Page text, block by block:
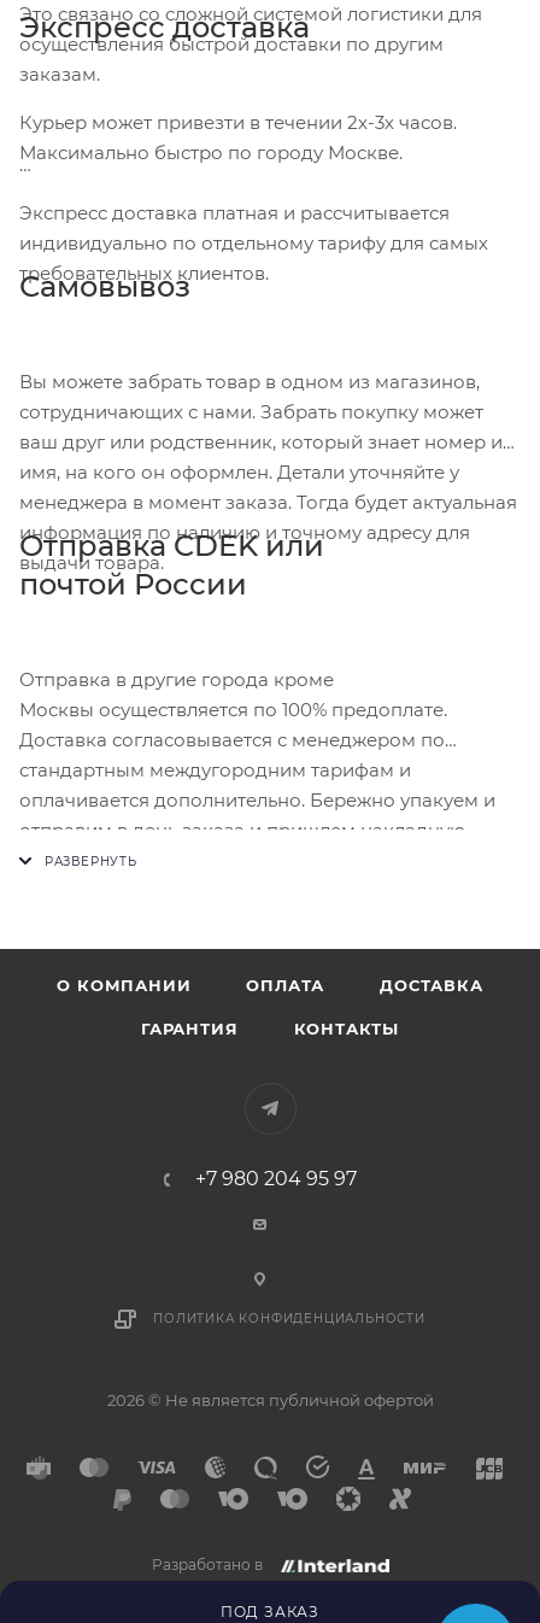
ПОД ЗАКАЗ
Это связано со сложной системой логистики для
осуществления быстрой доставки по другим
заказам.
Экспресс доставка
Курьер может привезти в течении 2х-3х часов.
Максимально быстро по городу Москве.
Экспресс доставка платная и рассчитывается
индивидуально по отдельному тарифу для самых
требовательных клиентов.
Самовывоз
Вы можете забрать товар в одном из магазинов,
сотрудничающих с нами. Забрать покупку может
ваш друг или родственник, который знает номер и
имя, на кого он оформлен. Детали уточняйте у
менеджера в момент заказа. Тогда будет актуальная
информация по наличию и точному адресу для
выдачи товара.
Отправка CDEK или
почтой России
Отправка в другие города кроме
Москвы осуществляется по 100% предоплате.
Доставка согласовывается с менеджером по
стандартным междугородним тарифам и
оплачивается дополнительно. Бережно упакуем и
отправим в день заказа и пришлем накладную.
О КОМПАНИИ ОПЛАТА ДОСТАВКА
ГАРАНТИЯ КОНТАКТЫ
+7 980 204 95 97
ПОЛИТИКА КОНФИДЕНЦИАЛЬНОСТИ
2026 © Не является публичной офертой
Разработано в
×
Напишите нам в
Telegram